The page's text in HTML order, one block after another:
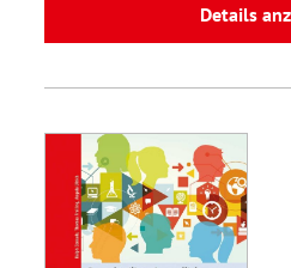
Details